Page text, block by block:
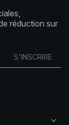
réduction sur
S'INSCRIRE